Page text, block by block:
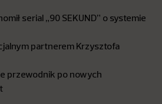
serial „90 SEKUND” o systemie
partnerem Krzysztofa
przewodnik po nowych